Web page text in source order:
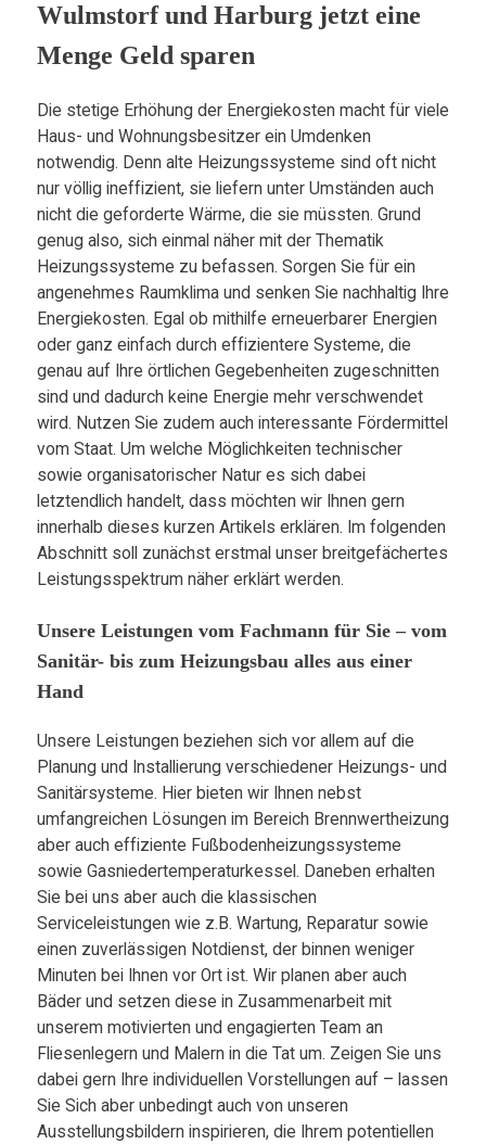
Wulmstorf und Harburg jetzt eine
Menge Geld sparen
Die stetige Erhöhung der Energiekosten macht für viele
Haus- und Wohnungsbesitzer ein Umdenken
notwendig. Denn alte Heizungssysteme sind oft nicht
nur völlig ineffizient, sie liefern unter Umständen auch
nicht die geforderte Wärme, die sie müssten. Grund
genug also, sich einmal näher mit der Thematik
Heizungssysteme zu befassen. Sorgen Sie für ein
angenehmes Raumklima und senken Sie nachhaltig Ihre
Energiekosten. Egal ob mithilfe erneuerbarer Energien
oder ganz einfach durch effizientere Systeme, die
genau auf Ihre örtlichen Gegebenheiten zugeschnitten
sind und dadurch keine Energie mehr verschwendet
wird. Nutzen Sie zudem auch interessante Fördermittel
vom Staat. Um welche Möglichkeiten technischer
sowie organisatorischer Natur es sich dabei
letztendlich handelt, dass möchten wir Ihnen gern
innerhalb dieses kurzen Artikels erklären. Im folgenden
Abschnitt soll zunächst erstmal unser breitgefächertes
Leistungsspektrum näher erklärt werden.
Unsere Leistungen vom Fachmann für Sie – vom
Sanitär- bis zum Heizungsbau alles aus einer
Hand
Unsere Leistungen beziehen sich vor allem auf die
Planung und Installierung verschiedener Heizungs- und
Sanitärsysteme. Hier bieten wir Ihnen nebst
umfangreichen Lösungen im Bereich Brennwertheizung
aber auch effiziente Fußbodenheizungssysteme
sowie Gasniedertemperaturkessel. Daneben erhalten
Sie bei uns aber auch die klassischen
Serviceleistungen wie z.B. Wartung, Reparatur sowie
einen zuverlässigen Notdienst, der binnen weniger
Minuten bei Ihnen vor Ort ist. Wir planen aber auch
Bäder und setzen diese in Zusammenarbeit mit
unserem motivierten und engagierten Team an
Fliesenlegern und Malern in die Tat um. Zeigen Sie uns
dabei gern Ihre individuellen Vorstellungen auf – lassen
Sie Sich aber unbedingt auch von unseren
Ausstellungsbildern inspirieren, die Ihrem potentiellen